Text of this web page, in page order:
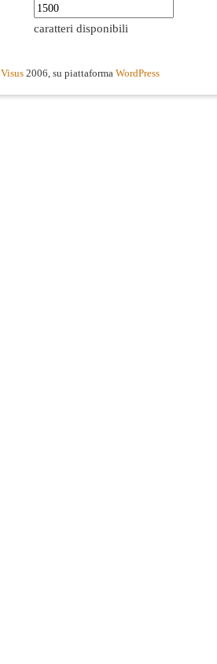
caratteri disponibili
Visus 2006, su piattaforma WordPress